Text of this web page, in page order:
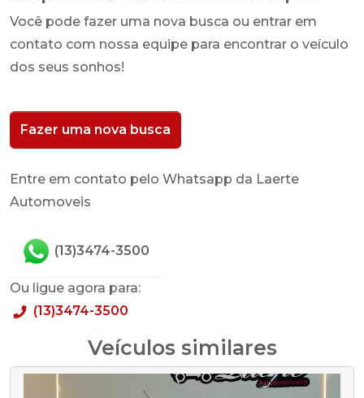
Você pode fazer uma nova busca ou entrar em
contato com nossa equipe para encontrar o veículo
dos seus sonhos!
Fazer uma nova busca
Entre em contato pelo Whatsapp da Laerte
Automoveis
(13)3474-3500
Ou ligue agora para:
(13)3474-3500
Veículos similares